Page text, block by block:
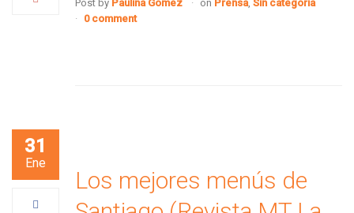
Post by Paulina Gomez on Prensa, Sin categoría
0 comment
31
Ene
Los mejores menús de